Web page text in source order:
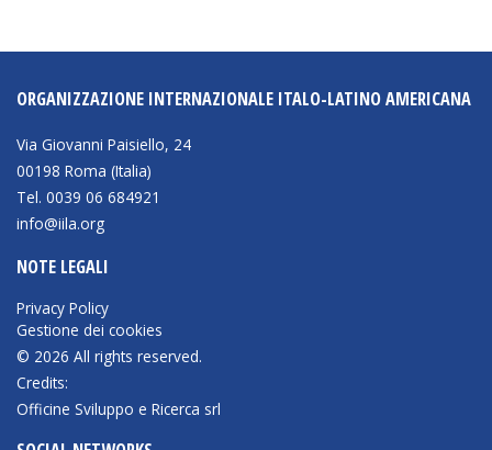
ORGANIZZAZIONE INTERNAZIONALE ITALO-LATINO AMERICANA
Via Giovanni Paisiello, 24
00198 Roma (Italia)
Tel. 0039 06 684921
info@iila.org
NOTE LEGALI
Privacy Policy
Gestione dei cookies
© 2026 All rights reserved.
Credits:
Officine Sviluppo e Ricerca srl